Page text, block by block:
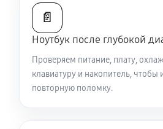
Замена южного моста ноутбука
64 ГБ RAM)
2340 руб 80
Настройка Wi-Fi ноутбука Sony
RAM)
📄
Ноутбук после глубокой
Проверяем питание, плату,
клавиатуру и накопитель, чтобы
повторную поломку.